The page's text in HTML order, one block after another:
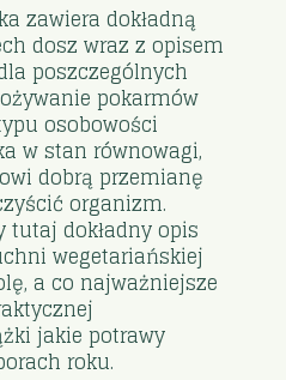
zawiera dokładną
dosz wraz z opisem
poszczególnych
pokarmów
osobowości
w stan równowagi,
dobrą przemianę
organizm.
tutaj dokładny opis
wegetariańskiej
a co najważniejsze
jakie potrawy
roku.